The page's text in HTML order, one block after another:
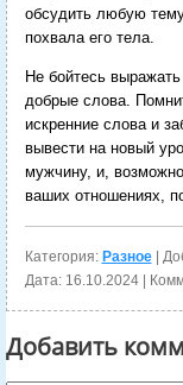
обсудить любую
похвала его тела.
Не бойтесь
добрые слова.
искренние слова и
вывести на новый
мужчину, и,
ваших отношениях,
Категория: Разное|
Дата: 16.10.2024|
Добавить